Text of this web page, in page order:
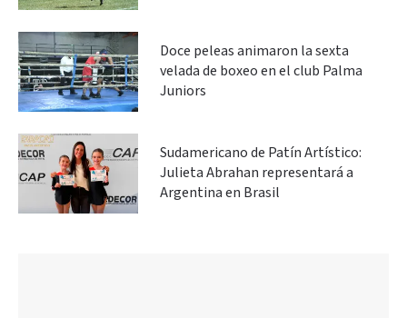
Doce peleas animaron la sexta
velada de boxeo en el club Palma
Juniors
Sudamericano de Patín Artístico:
Julieta Abrahan representará a
Argentina en Brasil